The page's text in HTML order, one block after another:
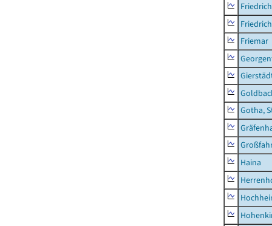
Friemar
Gotha,
Haina